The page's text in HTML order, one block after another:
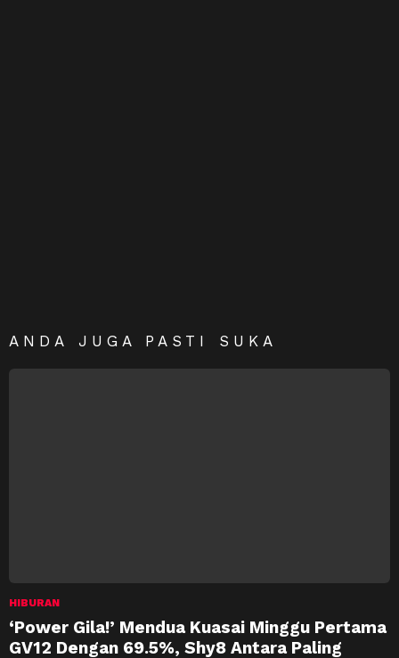
ANDA JUGA PASTI SUKA
HIBURAN
‘Power Gila!’ Mendua Kuasai Minggu Pertama
GV12 Dengan 69.5%, Shy8 Antara Paling